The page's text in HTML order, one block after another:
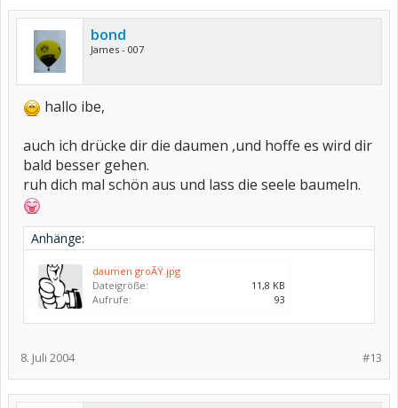
bond
James - 007
hallo ibe,
auch ich drücke dir die daumen ,und hoffe es wird dir
bald besser gehen.
ruh dich mal schön aus und lass die seele baumeln.
Anhänge:
daumen groÃŸ.jpg
Dateigröße:
11,8 KB
Aufrufe:
93
#13
8. Juli 2004